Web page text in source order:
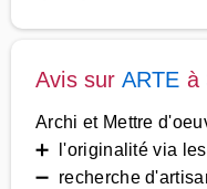
Avis sur ARTE à
Archi et Mettre
➕ l'originalité via
➖ recherche